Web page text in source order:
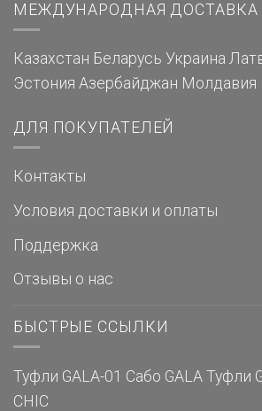
МЕЖДУНАРОДНАЯ ДОСТАВКА
Казахстан Беларусь Украина
Эстония Азербайджан Молдавия
ДЛЯ ПОКУПАТЕЛЕЙ
Контакты
Условия доставки и оплаты
Поддержка
Отзывы о нас
БЫСТРЫЕ ССЫЛКИ
Туфли GALA-01 Сабо GALA Туфли
CHIC